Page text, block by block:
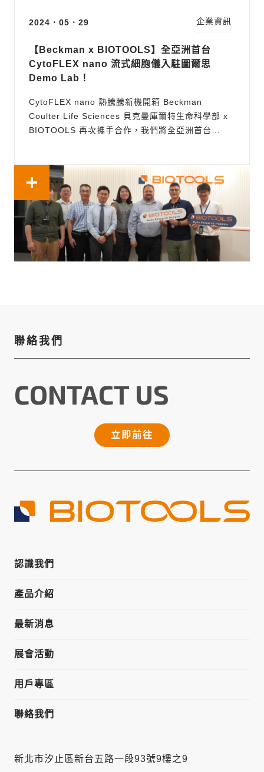
2024．05．29
【Beckman x BIOTOOLS】全亞洲首台
CytoFLEX nano 流式細胞儀入駐圖爾思
Demo Lab！
CytoFLEX nano 熱騰騰新機開箱 Beckman
Coulter Life Sciences 貝克曼庫爾特生命科學部 x
BIOTOOLS 再次攜手合作，我們將全亞洲首台
Manager Matthew Goff 參與見證亞洲第一台
CytoFLEX nano 裝機我們即將迎接這次的EV探索之
旅！...
企業資訊
聯絡我們
CONTACT US
立即前往
新北市汐止區新台五路一段93號9樓之9
認識我們
產品介紹
最新消息
展會活動
用戶專區
聯絡我們